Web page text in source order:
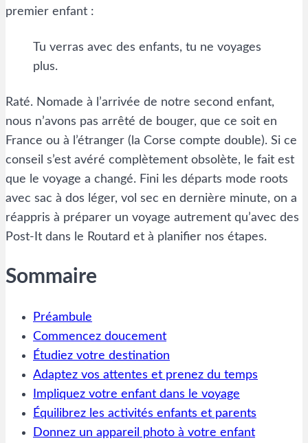
premier enfant :
Tu verras avec des enfants, tu ne voyages
plus.
Raté. Nomade à l’arrivée de notre second enfant,
nous n’avons pas arrêté de bouger, que ce soit en
France ou à l’étranger (la Corse compte double). Si ce
conseil s’est avéré complètement obsolète, le fait est
que le voyage a changé. Fini les départs mode roots
avec sac à dos léger, vol sec en dernière minute, on a
réappris à préparer un voyage autrement qu’avec des
Post-It dans le Routard et à planifier nos étapes.
Sommaire
Préambule
Commencez doucement
Étudiez votre destination
Adaptez vos attentes et prenez du temps
Impliquez votre enfant dans le voyage
Équilibrez les activités enfants et parents
Donnez un appareil photo à votre enfant